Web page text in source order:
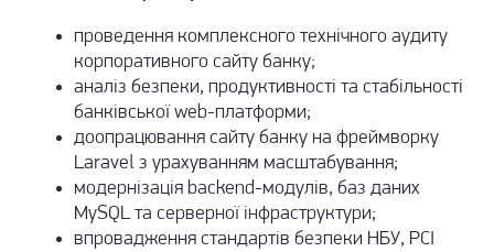
проведення комплексного технічного аудиту
корпоративного сайту банку;
аналіз безпеки, продуктивності та стабільності
банківської web-платформи;
доопрацювання сайту банку на фреймворку
Laravel з урахуванням масштабування;
модернізація backend-модулів, баз даних
MySQL та серверної інфраструктури;
впровадження стандартів безпеки НБУ, PCI